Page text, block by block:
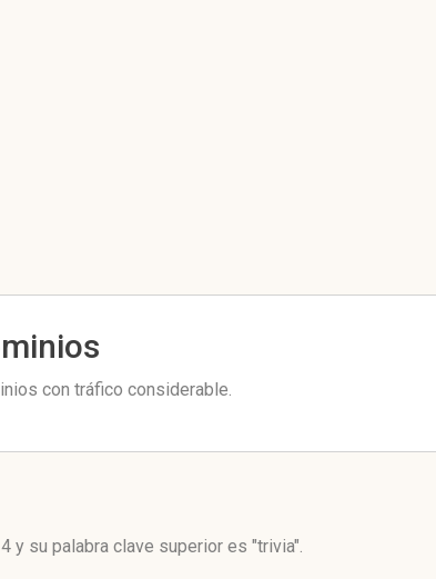
con tráfico considerable.
y su palabra clave superior es "trivia".